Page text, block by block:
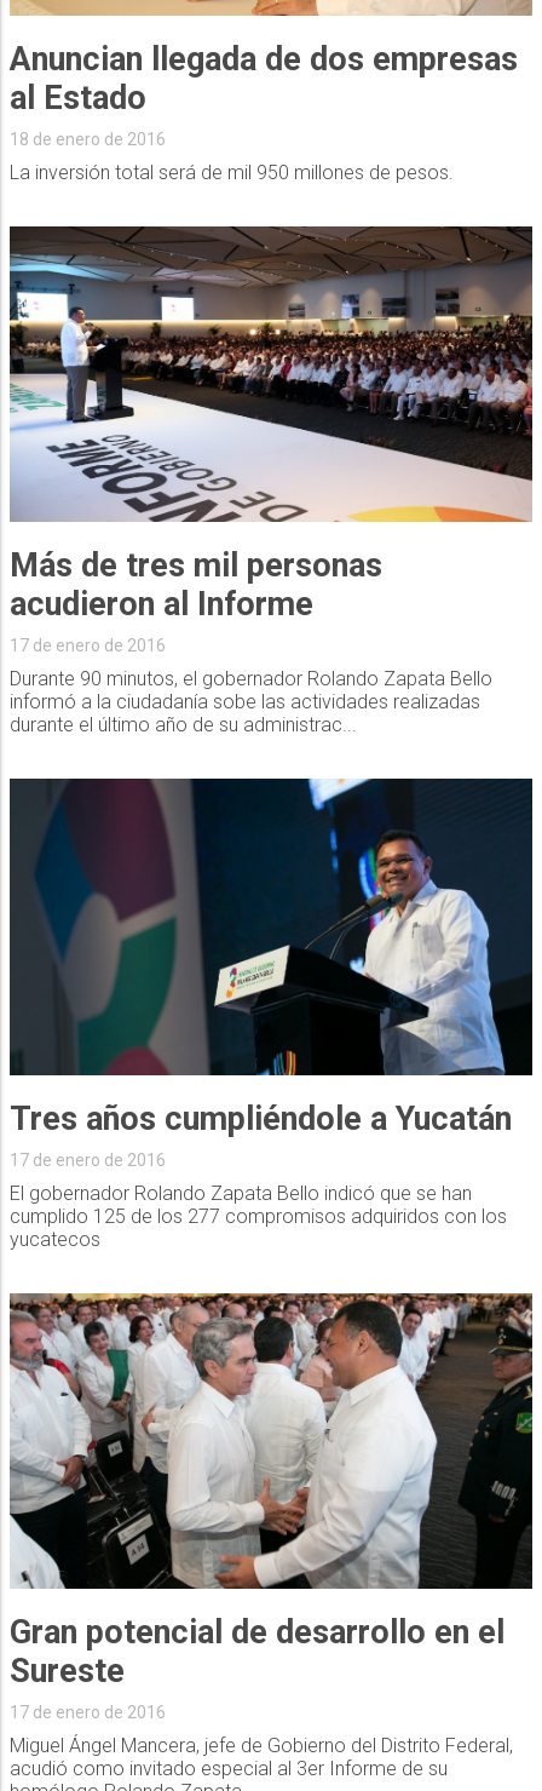
Anuncian llegada de dos empresas
al Estado
18 de enero de 2016
La inversión total será de mil 950 millones de pesos.
Más de tres mil personas
acudieron al Informe
17 de enero de 2016
Durante 90 minutos, el gobernador Rolando Zapata Bello
informó a la ciudadanía sobe las actividades realizadas
durante el último año de su administrac...
Tres años cumpliéndole a Yucatán
17 de enero de 2016
El gobernador Rolando Zapata Bello indicó que se han
cumplido 125 de los 277 compromisos adquiridos con los
yucatecos
Gran potencial de desarrollo en el
Sureste
17 de enero de 2016
Miguel Ángel Mancera, jefe de Gobierno del Distrito Federal,
acudió como invitado especial al 3er Informe de su